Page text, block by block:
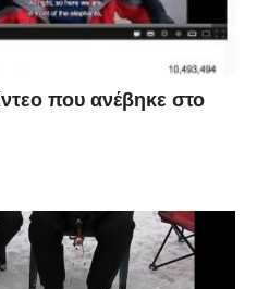
που ανέβηκε στο